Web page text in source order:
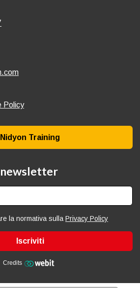
Policy
Nidyon Training
newsletter
la normativa sulla Privacy Policy
Iscriviti
Credits